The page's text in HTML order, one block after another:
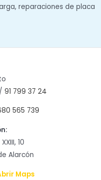
reparaciones de placa
/ 91 799 37 24
565 739
10
Alarcón
Maps